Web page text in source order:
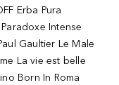
Erba Pura
Intense
Gaultier Le Male
La vie est belle
Born In Roma